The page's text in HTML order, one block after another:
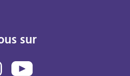
sur